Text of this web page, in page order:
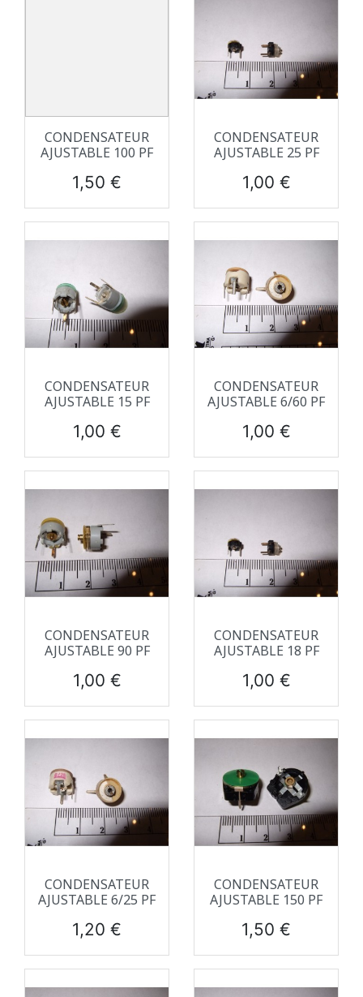
CONDENSATEUR
AJUSTABLE 100 PF
Prix
1,50 €
CONDENSATEUR
AJUSTABLE 25 PF
Prix
1,00 €
CONDENSATEUR
AJUSTABLE 15 PF
Prix
1,00 €
CONDENSATEUR
AJUSTABLE 6/60 PF
Prix
1,00 €
CONDENSATEUR
AJUSTABLE 90 PF
Prix
1,00 €
CONDENSATEUR
AJUSTABLE 18 PF
Prix
1,00 €
CONDENSATEUR
AJUSTABLE 6/25 PF
Prix
1,20 €
CONDENSATEUR
AJUSTABLE 150 PF
Prix
1,50 €